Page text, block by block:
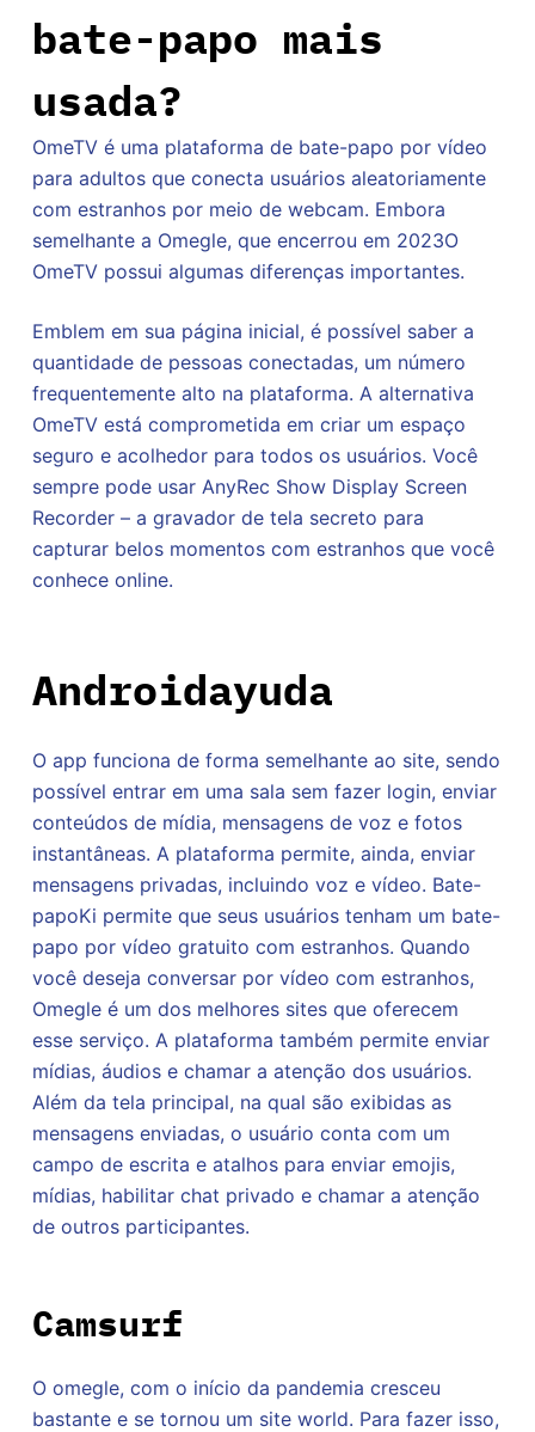
bate-papo mais
usada?
OmeTV é uma plataforma de bate-papo por vídeo
para adultos que conecta usuários aleatoriamente
com estranhos por meio de webcam. Embora
semelhante a Omegle, que encerrou em 2023O
OmeTV possui algumas diferenças importantes.
Emblem em sua página inicial, é possível saber a
quantidade de pessoas conectadas, um número
frequentemente alto na plataforma. A alternativa
OmeTV está comprometida em criar um espaço
seguro e acolhedor para todos os usuários. Você
sempre pode usar AnyRec Show Display Screen
Recorder – a gravador de tela secreto para
capturar belos momentos com estranhos que você
conhece online.
Androidayuda
O app funciona de forma semelhante ao site, sendo
possível entrar em uma sala sem fazer login, enviar
conteúdos de mídia, mensagens de voz e fotos
instantâneas. A plataforma permite, ainda, enviar
mensagens privadas, incluindo voz e vídeo. Bate-
papoKi permite que seus usuários tenham um bate-
papo por vídeo gratuito com estranhos. Quando
você deseja conversar por vídeo com estranhos,
Omegle é um dos melhores sites que oferecem
esse serviço. A plataforma também permite enviar
mídias, áudios e chamar a atenção dos usuários.
Além da tela principal, na qual são exibidas as
mensagens enviadas, o usuário conta com um
campo de escrita e atalhos para enviar emojis,
mídias, habilitar chat privado e chamar a atenção
de outros participantes.
Camsurf
O omegle, com o início da pandemia cresceu
bastante e se tornou um site world. Para fazer isso,